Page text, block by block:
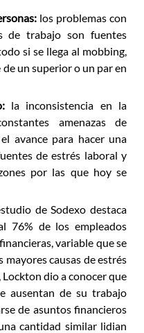
los problemas con
de trabajo son fuentes
si se llega al mobbing,
un superior o un par en
la inconsistencia en la
amenazas de
avance para hacer una
de estrés laboral y
por las que hoy se
de Sodexo destaca
76% de los empleados
variable que se
mayores causas de estrés
dio a conocer que
ausentan de su trabajo
de asuntos financieros
cantidad similar lidian